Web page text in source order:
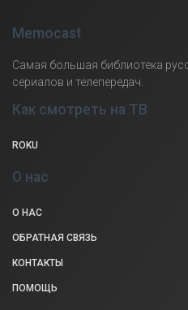
Memocast
Самая большая библиотека
сериалов и телепередач.
Как смотреть на ТВ
ROKU
О нас
О НАС
ОБРАТНАЯ СВЯЗЬ
КОНТАКТЫ
ПОМОЩЬ